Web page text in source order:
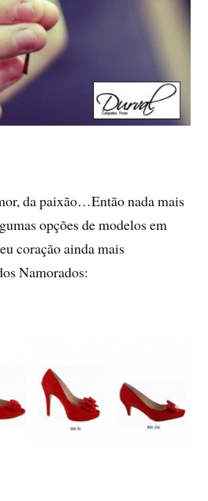
da paixão…Então nada mais
opções de modelos em
coração ainda mais
Namorados: